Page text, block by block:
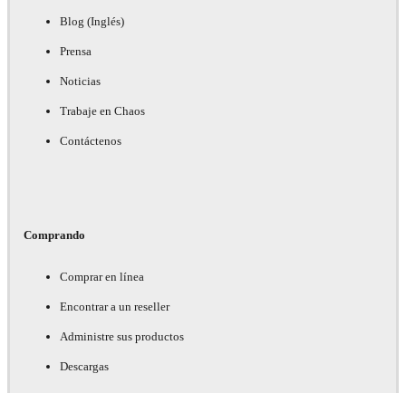
Blog (Inglés)
Prensa
Noticias
Trabaje en Chaos
Contáctenos
Comprando
Comprar en línea
Encontrar a un reseller
Administre sus productos
Descargas